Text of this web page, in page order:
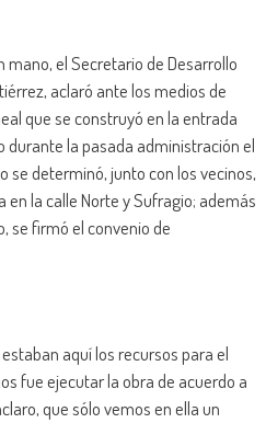
el Secretario de Desarrollo
aclaró ante los medios de
que se construyó en la entrada
durante la pasada administración el
se determinó, junto con los vecinos,
la calle Norte y Sufragio; además
se firmó el convenio de
aquí los recursos para el
fue ejecutar la obra de acuerdo a
que sólo vemos en ella un